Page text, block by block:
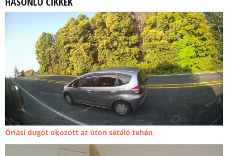
Óriási dugót okozott az úton sétáló tehén